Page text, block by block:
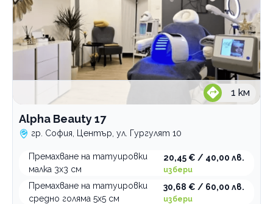
1 км
Alpha Beauty 17
гр. София, Център, ул. Гургулят 10
Премахване на татуировки
малка 3х3 см
20,45 € / 40,00 лв.
избери
Премахване на татуировки
средно голяма 5х5 см
30,68 € / 60,00 лв.
избери